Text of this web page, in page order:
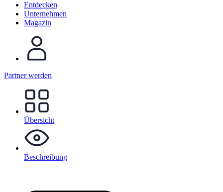
Entdecken
Unternehmen
Magazin
Partner werden
Übersicht
Beschreibung